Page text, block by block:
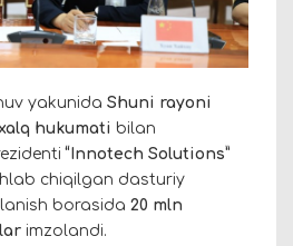
yakunida Shuni rayoni
hukumati bilan
“Innotech Solutions”
chiqilgan dasturiy
borasida 20 mln
imzolandi.